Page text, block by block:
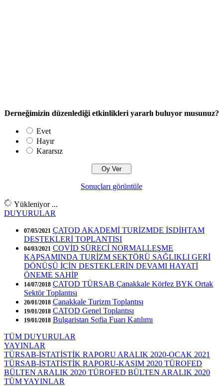
Derneğimizin düzenlediği etkinlikleri yararlı buluyor musunuz?
Evet
Hayır
Kararsız
Sonuçları görüntüle
Yükleniyor ...
DUYURULAR
07/05/2021 ÇATOD AKADEMİ TURİZMDE İSDİHTAM
DESTEKLERİ TOPLANTISI
04/03/2021 COVİD SÜRECİ NORMALLEŞME
KAPSAMINDA TURİZM SEKTÖRÜ SAĞLIKLI GERİ
DÖNÜŞÜ İÇİN DESTEKLERİN DEVAMI HAYATİ
ÖNEME SAHİP
14/07/2018 ÇATOD TÜRSAB Çanakkale Körfez BYK Ortak
Sektör Toplantısı
20/01/2018 Çanakkale Turizm Toplantısı
19/01/2018 ÇATOD Genel Toplantısı
19/01/2018 Bulgaristan Sofia Fuarı Katılımı
TÜM DUYURULAR
YAYINLAR
TÜRSAB-İSTATİSTİK RAPORU ARALIK 2020-OCAK 2021
TÜRSAB-İSTATİSTİK RAPORU-KASIM 2020 TÜROFED
BÜLTEN ARALIK 2020 TÜROFED BÜLTEN ARALIK 2020
TÜM YAYINLAR